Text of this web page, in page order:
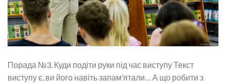
Порада №3. Куди подіти руки під час виступу Текст
виступу є, ви його навіть запам’ятали… А що робити з